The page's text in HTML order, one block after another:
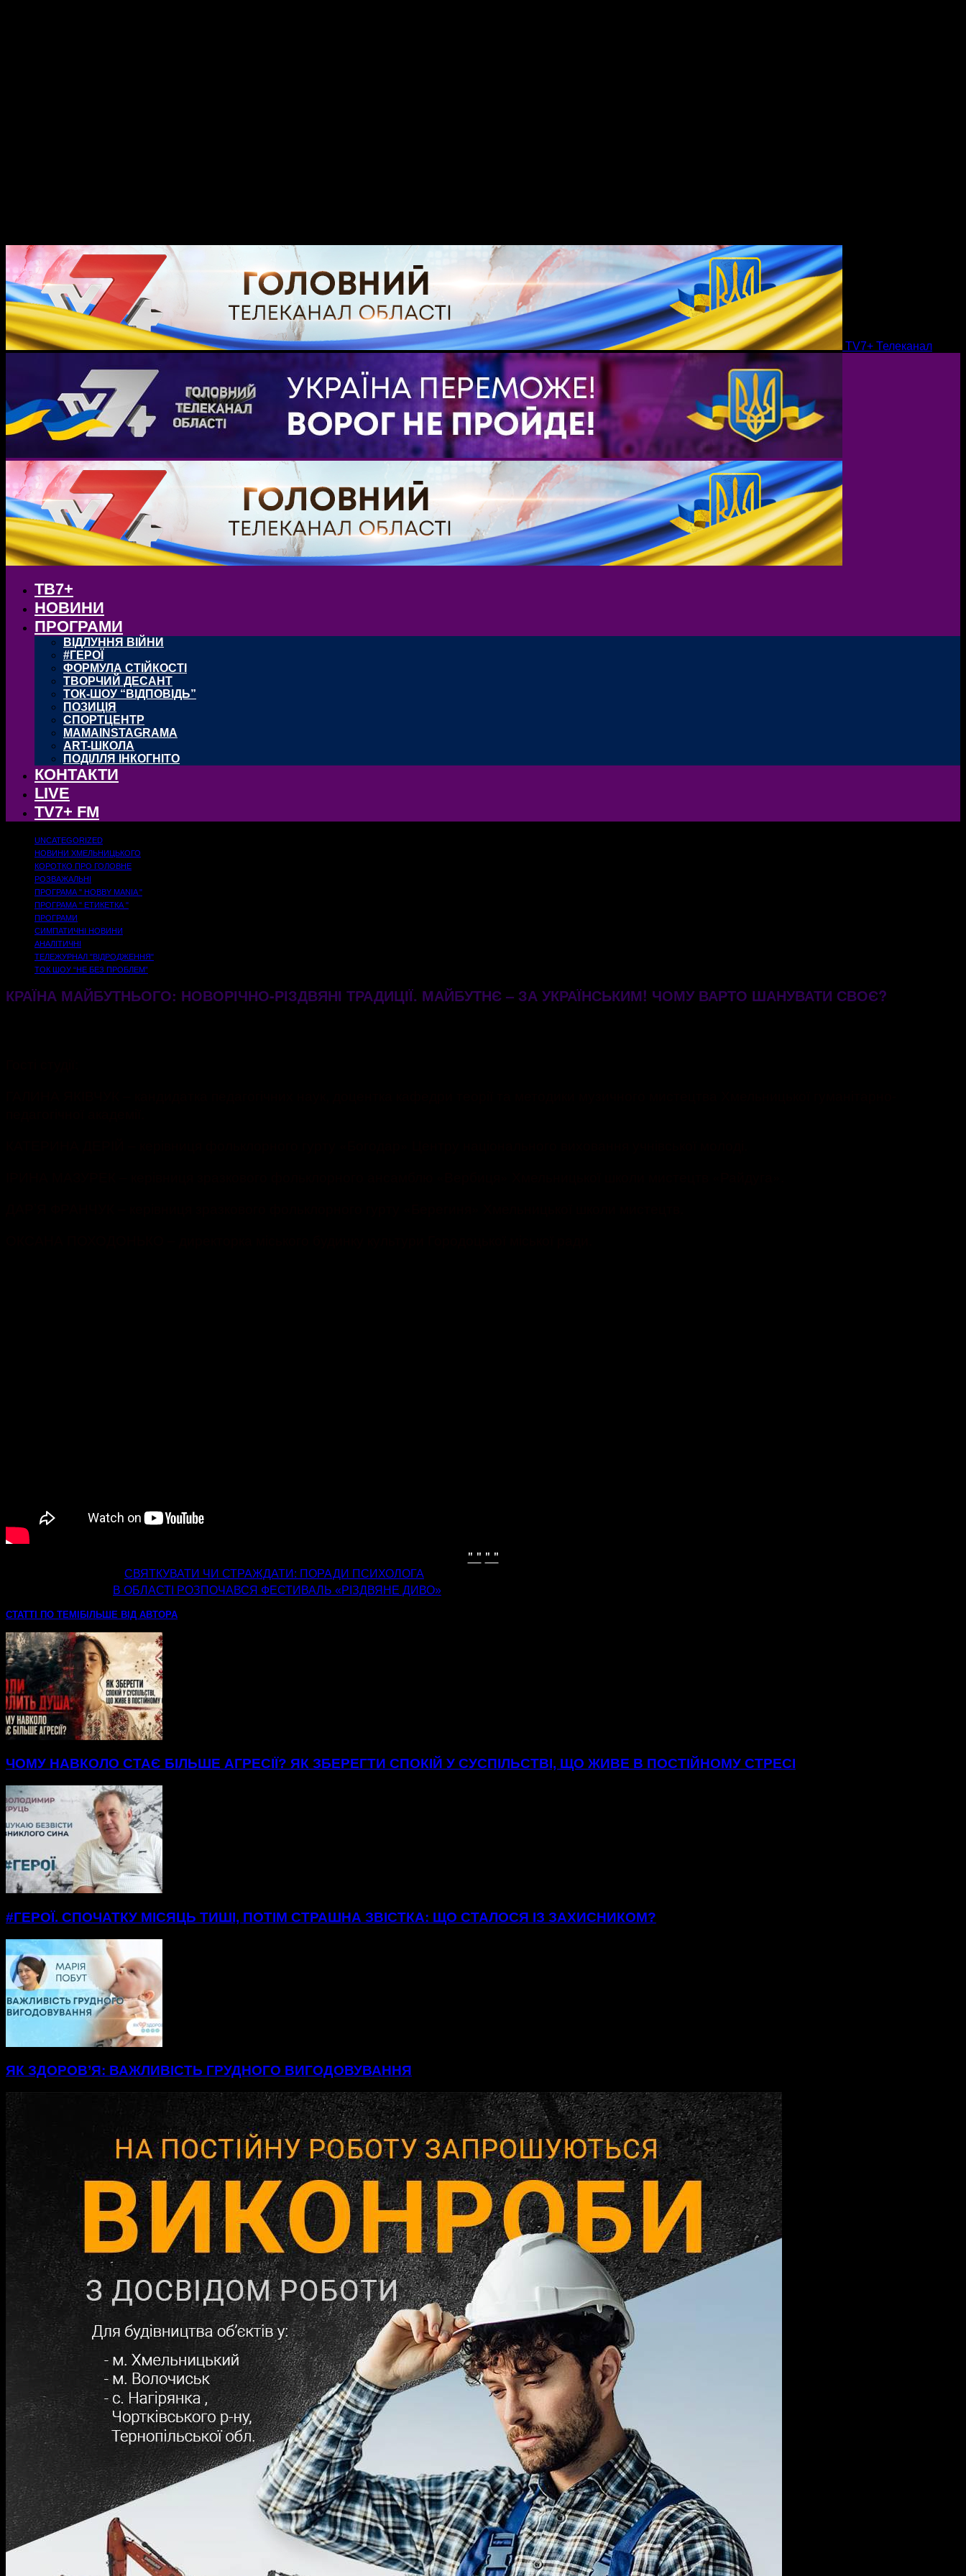
TV7+ Телеканал
ТВ7+
НОВИНИ
ПРОГРАМИ
ВІДЛУННЯ ВІЙНИ
#ГЕРОЇ
ФОРМУЛА СТІЙКОСТІ
ТВОРЧИЙ ДЕСАНТ
ТОК-ШОУ “ВІДПОВІДЬ”
ПОЗИЦІЯ
СПОРТЦЕНТР
MAMAINSTAGRAMA
ART-ШКОЛА
ПОДІЛЛЯ ІНКОГНІТО
КОНТАКТИ
LIVE
TV7+ FM
UNCATEGORIZED
НОВИНИ ХМЕЛЬНИЦЬКОГО
КОРОТКО ПРО ГОЛОВНЕ
РОЗВАЖАЛЬНІ
ПРОГРАМА " HOBBY MANIA "
ПРОГРАМА " ЕТИКЕТКА "
ПРОГРАМИ
СИМПАТИЧНІ НОВИНИ
АНАЛІТИЧНІ
ТЕЛЕЖУРНАЛ "ВІДРОДЖЕННЯ"
ТОК ШОУ “НЕ БЕЗ ПРОБЛЕМ”
КРАЇНА МАЙБУТНЬОГО: НОВОРІЧНО-РІЗДВЯНІ ТРАДИЦІЇ. МАЙБУТНЄ – ЗА УКРАЇНСЬКИМ! ЧОМУ ВАРТО ШАНУВАТИ СВОЄ?
" " " "
СВЯТКУВАТИ ЧИ СТРАЖДАТИ: ПОРАДИ ПСИХОЛОГА
В ОБЛАСТІ РОЗПОЧАВСЯ ФЕСТИВАЛЬ «РІЗДВЯНЕ ДИВО»
СТАТТІ ПО ТЕМІ БІЛЬШЕ ВІД АВТОРА
ЧОМУ НАВКОЛО СТАЄ БІЛЬШЕ АГРЕСІЇ? ЯК ЗБЕРЕГТИ СПОКІЙ У СУСПІЛЬСТВІ, ЩО ЖИВЕ В ПОСТІЙНОМУ СТРЕСІ
#ГЕРОЇ. СПОЧАТКУ МІСЯЦЬ ТИШІ, ПОТІМ СТРАШНА ЗВІСТКА: ЩО СТАЛОСЯ ІЗ ЗАХИСНИКОМ?
ЯК ЗДОРОВ’Я: ВАЖЛИВІСТЬ ГРУДНОГО ВИГОДОВУВАННЯ